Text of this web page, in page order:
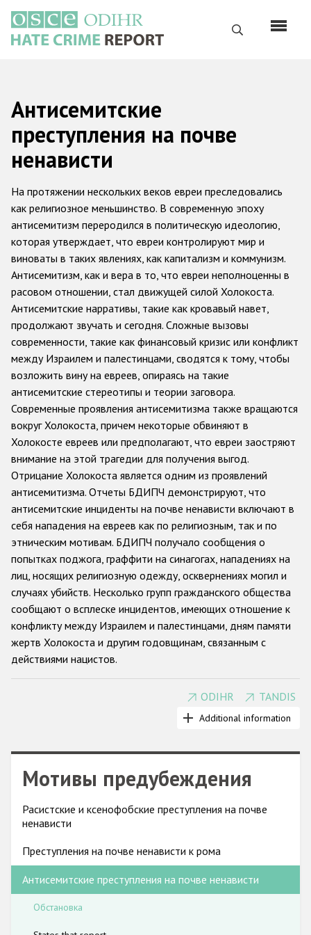
основному
содержанию
Поиск
Русский
Main
navigation
Главная
Наш мандат
Наша методология
Карта сайта
Часто задаваемые вопросы
Данные о преступлениях на почве ненависти
Racist and xenophobic hate crime
Anti-Roma hate crime
Anti-Semitic hate crime
Anti-Muslim hate crime
Anti-Christian hate crime
Other hate crime based on religion or belief
Gender-based hate crime
Anti-LGBTI hate crime
Disability hate crime
Проекты БДИПЧ
Организации гражданского общества
Государства-участники
Антисемитские
преступления на почве
ненависти
На протяжении нескольких веков евреи преследовались
как религиозное меньшинство. В современную эпоху
антисемитизм переродился в политическую идеологию,
которая утверждает, что евреи контролируют мир и
виноваты в таких явлениях, как капитализм и коммунизм.
Антисемитизм, как и вера в то, что евреи неполноценны в
расовом отношении, стал движущей силой Холокоста.
Антисемитские нарративы, такие как кровавый навет,
продолжают звучать и сегодня. Сложные вызовы
современности, такие как финансовый кризис или конфликт
между Израилем и палестинцами, сводятся к тому, чтобы
возложить вину на евреев, опираясь на такие
антисемитские стереотипы и теории заговора.
Современные проявления антисемитизма также вращаются
вокруг Холокоста, причем некоторые обвиняют в
Холокосте евреев или предполагают, что евреи заостряют
внимание на этой трагедии для получения выгод.
Отрицание Холокоста является одним из проявлений
антисемитизма. Отчеты БДИПЧ демонстрируют, что
антисемитские инциденты на почве ненависти включают в
себя нападения на евреев как по религиозным, так и по
этническим мотивам. БДИПЧ получало сообщения о
попытках поджога, граффити на синагогах, нападениях на
лиц, носящих религиозную одежду, осквернениях могил и
случаях убийств. Несколько групп гражданского общества
сообщают о всплеске инцидентов, имеющих отношение к
конфликту между Израилем и палестинцами, дням памяти
жертв Холокоста и другим годовщинам, связанным с
действиями нацистов.
Государства-участники ОБСЕ впервые осудили
антисемитизм в 1990 году. На Берлинской конференции
последующих заседаниях Совета министров ОБСЕ
решать проблемы сбора данных о преступлениях на почве
ненависти, законодательства, обеспечения работы
правоохранительных органов, прокуратуры и судебной
системы , а также сотрудничества с гражданским
обществом.
Во многих государствах-участниках использование
нацистской символики и отрицание Холокоста
предусматривают определенную криминальную
ODIHR TANDIS
Additional information
Мотивы предубеждения
Расистские и ксенофобские преступления на почве
ненависти
Преступления на почве ненависти к рома
Антисемитские преступления на почве ненависти
Обстановка